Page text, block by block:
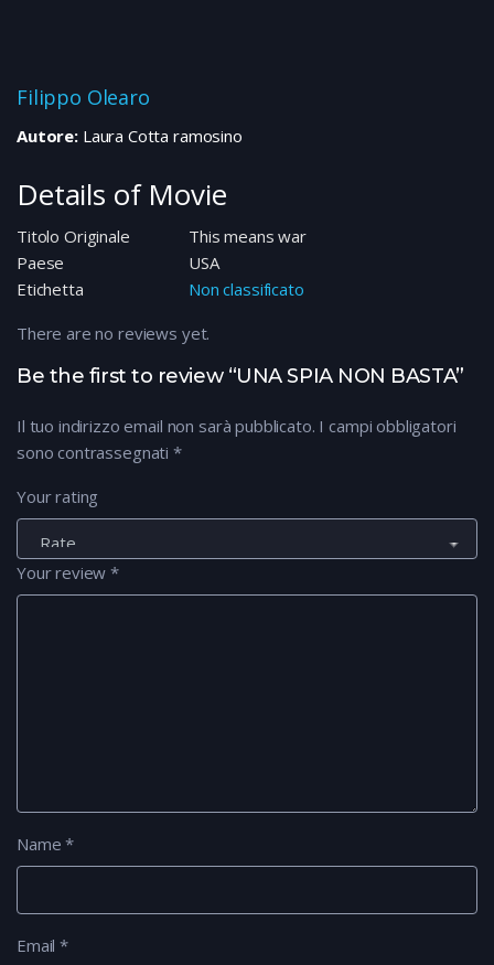
Filippo Olearo
Autore:Laura Cotta ramosino
Details of Movie
Titolo Originale
This means war
Paese
USA
Etichetta
Non classificato
Be the first to review “UNA SPIA NON BASTA”
Il tuo indirizzo email non sarà pubblicato. I campi obbligatori
sono contrassegnati *
Your rating
Your review*
Name*
Email*
There are no reviews yet.